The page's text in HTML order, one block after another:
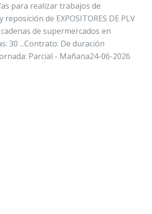
para realizar trabajos de
de EXPOSITORES DE PLV
de supermercados en
30 ...Contrato: De duración
Parcial - Mañana24-06-2026